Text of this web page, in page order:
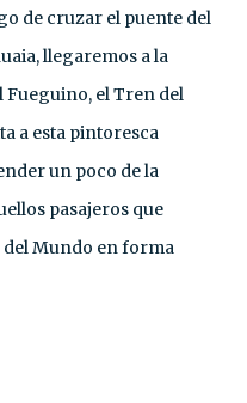
de cruzar el puente del
llegaremos a la
el Tren del
a esta pintoresca
un poco de la
pasajeros que
del Mundo en forma